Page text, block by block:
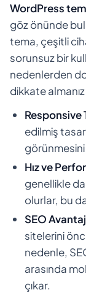
WordPress
göz önünde
tema, çeşitli
sorunsuz bir
nedenlerden
dikkate
Responsive
edilmiş
görünmesini
Hız ve
genellikle
olurlar, bu da
SEO
sitelerini
nedenle,
arasında
çıkar.